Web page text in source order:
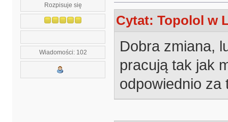
Rozpisuje się
Wiadomości: 102
Cytat: Topolol w
Dobra zmiana,
pracują tak jak
odpowiednio za